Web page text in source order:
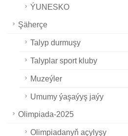
ÝUNESKO
Şäherçe
Talyp durmuşy
Talyplar sport kluby
Muzeýler
Umumy ýaşaýyş jaýy
Olimpiada-2025
Olimpiadanyň açylyşy